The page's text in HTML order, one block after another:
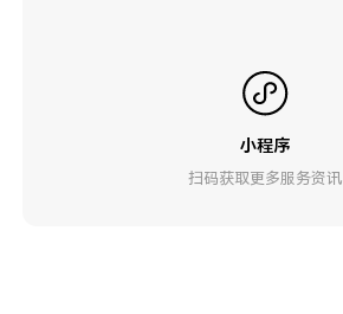
小程序
扫码获取更多服务资讯